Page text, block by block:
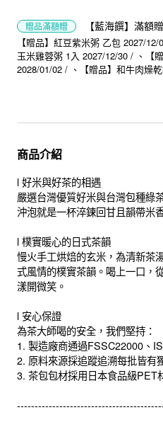
贈品滿額贈 【藍海饌】滿額贈
【贈品】紅豆紫米粥 乙包 2027/12/
玉米雞蓉粥 1入 2027/12/30 /
【
2028/01/02 /
【贈品】和牛肉燥
商品介紹
l 好米與好茶的相遇
嚴選台灣優質好米與台灣包種綠
沖泡就是一杯淬鍊回甘且韻帶米
l 樸實暖心的日式茶韻
慢火手工烘焙的玄米，為清新茶
式風情的樸實茶韻。喝上一口，
漾開微笑。
l 安心保證
為茶大師喝的安全，我們堅持：
1. 製造廠商通過FSSC22000、
2. 原料來源採追蹤追溯每批皆有
3. 茶包包材採用日本食品級PET